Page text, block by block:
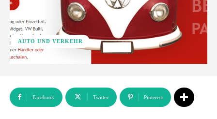
AUTO UND VERKEHR
Facebook Twitter Pinterest